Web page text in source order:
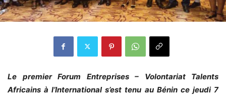
Le premier Forum Entreprises – Volontariat Talents
Africains à l’International s’est tenu au Bénin ce jeudi 7